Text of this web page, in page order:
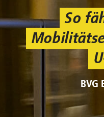
So
BVG